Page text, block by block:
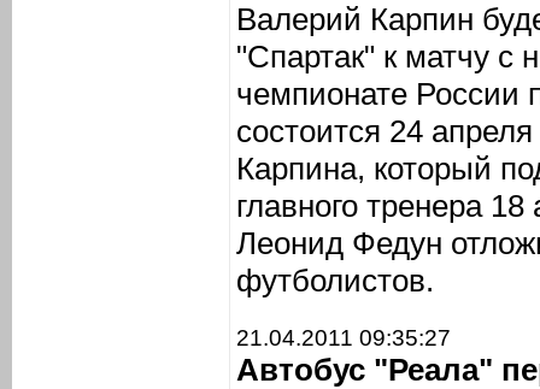
Валерий Карпин
"Спартак" к матчу с
чемпионате России
состоится 24
Карпина, который
главного тренера
Леонид Федун
футболистов.
21.04.2011 09:35:27
Автобус "Реала"